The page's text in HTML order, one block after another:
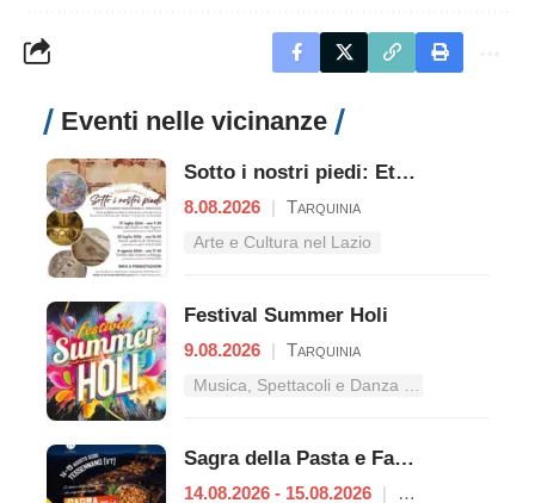
Eventi nelle vicinanze
Sotto i nostri piedi: Etruschi e Romani raccontano il territori
8.08.2026 | Tarquinia
Arte e Cultura nel Lazio
Festival Summer Holi
9.08.2026 | Tarquinia
Sagra della Pasta e Fagioli
14.08.2026 - 15.08.2026 |